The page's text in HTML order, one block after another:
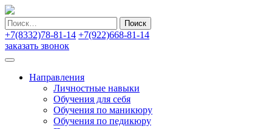
Найти:
+7(8332)78-81-14 +7(922)668-81-14
заказать звонок
Направления
Личностные навыки
Обучения для себя
Обучения по маникюру
Обучения по педикюру